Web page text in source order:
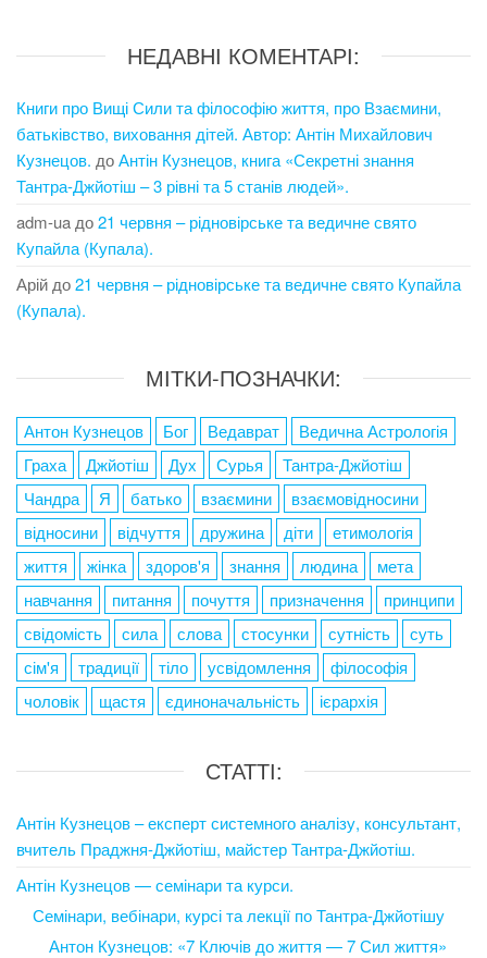
НЕДАВНІ КОМЕНТАРІ:
Книги про Вищі Сили та філософію життя, про Взаємини,
батьківство, виховання дітей. Автор: Антін Михайлович
Кузнецов. доАнтін Кузнецов, книга «Секретні знання
Тантра-Джйотіш – 3 рівні та 5 станів людей».
adm-ua до21 червня – рідновірське та ведичне свято
Купайла (Купала).
Арій до21 червня – рідновірське та ведичне свято Купайла
(Купала).
МІТКИ-ПОЗНАЧКИ:
Антон Кузнецов Бог Ведаврат
Ведична Астрологія
Граха
Джйотіш Дух Сурья
Тантра-Джйотіш
Чандра
Я батько взаємини
взаємовідносини
відносини
відчуття дружина діти
етимологія
життя
жінка здоров'я знання людина
мета
навчання
питання почуття призначення
принципи
свідомість
сила слова стосунки сутність
суть
сім'я
традиції тіло усвідомлення
філософія
чоловік
щастя єдиноначальність ієрархія
СТАТТІ:
Антін Кузнецов – експерт системного аналізу, консультант,
вчитель Праджня-Джйотіш, майстер Тантра-Джйотіш.
Антін Кузнецов — семінари та курси.
Семінари, вебінари, курсі та лекції по Тантра-Джйотішу
Антон Кузнецов: «7 Ключів до життя — 7 Сил життя»